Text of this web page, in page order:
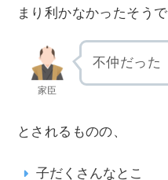
まり利かなかったそうで
家臣
不仲だった
とされるものの、
子だくさんなとこ